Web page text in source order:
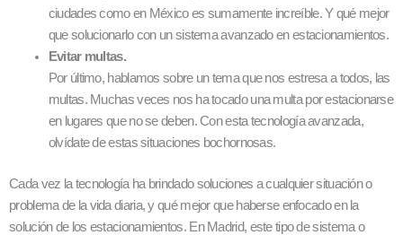
ciudades como en México es sumamente increíble. Y qué mejor
que solucionarlo con un sistema avanzado en estacionamientos.
Evitar multas.
Por último, hablamos sobre un tema que nos estresa a todos, las
multas. Muchas veces nos ha tocado una multa por estacionarse
en lugares que no se deben. Con esta tecnología avanzada,
olvídate de estas situaciones bochornosas.
Cada vez la tecnología ha brindado soluciones a cualquier situación o
problema de la vida diaria, y qué mejor que haberse enfocado en la
solución de los estacionamientos. En Madrid, este tipo de sistema o